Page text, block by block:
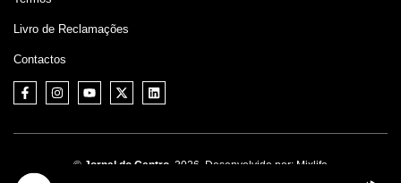
Livro de Reclamações
Contactos
© Jornal do Centro, 2026. Desenvolvido por: Mixlife